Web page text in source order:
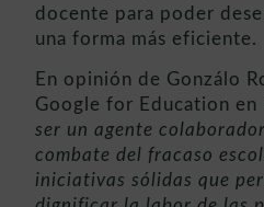
docente para poder
una forma más eficiente.
En opinión de Gonzálo
Google for Education en
ser un agente
combate del fracaso
iniciativas sólidas que